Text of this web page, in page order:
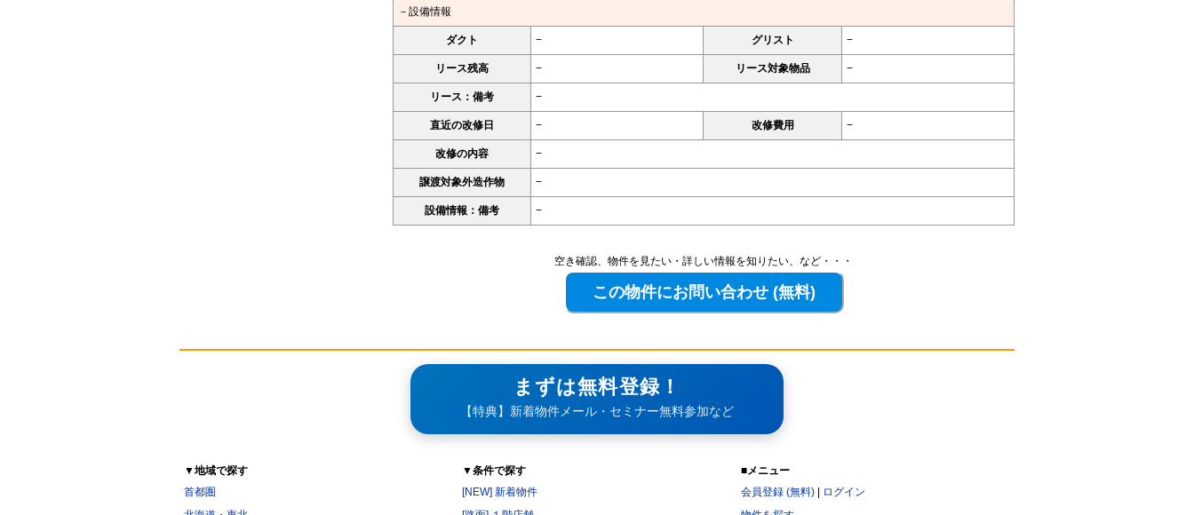
－設備情報
ダクト − グリスト −
リース残高 − リース対象物品 −
リース：備考 −
直近の改修日 − 改修費用 −
改修の内容 −
譲渡対象外造作物 −
設備情報：備考 −
空き確認、物件を見たい・詳しい情報を知りたい、など・・・
まずは無料登録！
【特典】新着物件メール・セミナー無料参加など
▼地域で探す
首都圏
▼条件で探す
[NEW] 新着物件
■メニュー
会員登録 (無料)| ログイン